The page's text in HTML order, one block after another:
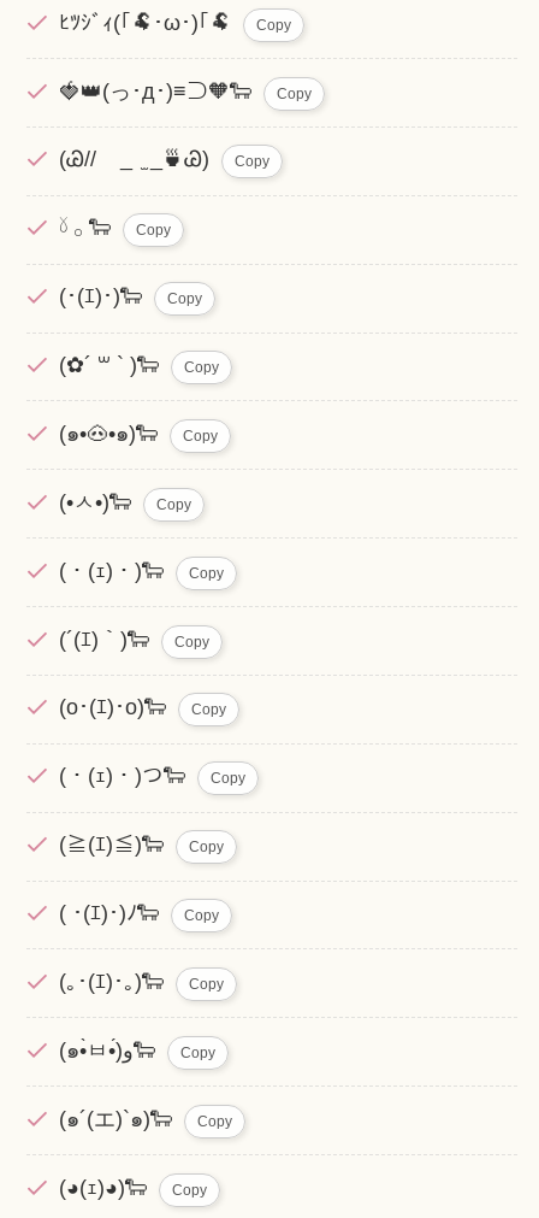
ﾋﾂｼﾞｨ(｢🐏･ω･)｢🐏 Copy
🍓👑(っ･д･)≡⊃🧡🐑 Copy
(Ꮚ// _ ̫ _🍵Ꮚ) Copy
𓍱 𓂂 🐑 Copy
(･(ｴ)･)🐑 Copy
(✿´ ꒳ ` )🐑 Copy
(๑•🐽•๑)🐑 Copy
(•ㅅ•)🐑 Copy
(・(ｪ)・)🐑 Copy
(´(ｴ)｀)🐑 Copy
(o･(ｴ)･o)🐑 Copy
(・(ｪ)・)つ🐑 Copy
(≧(ｴ)≦)🐑 Copy
( ･(ｴ)･)ﾉ🐑 Copy
(｡･(ｴ)･｡)🐑 Copy
(๑•̀ㅂ•́)و🐑 Copy
(๑´(エ)`๑)🐑 Copy
(◕(ｪ)◕)🐑 Copy